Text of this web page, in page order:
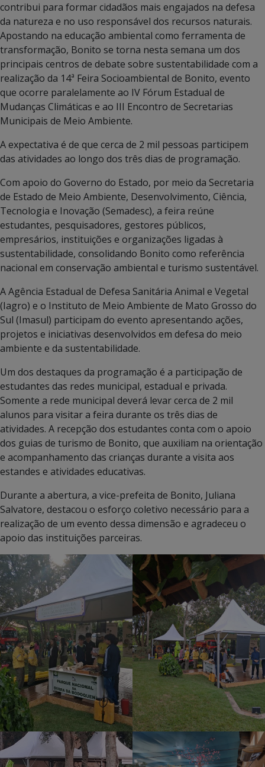
contribui para formar cidadãos mais engajados na defesa
da natureza e no uso responsável dos recursos naturais.
Apostando na educação ambiental como ferramenta de
transformação, Bonito se torna nesta semana um dos
principais centros de debate sobre sustentabilidade com a
realização da 14ª Feira Socioambiental de Bonito, evento
que ocorre paralelamente ao IV Fórum Estadual de
Mudanças Climáticas e ao III Encontro de Secretarias
Municipais de Meio Ambiente.
A expectativa é de que cerca de 2 mil pessoas participem
das atividades ao longo dos três dias de programação.
Com apoio do Governo do Estado, por meio da Secretaria
de Estado de Meio Ambiente, Desenvolvimento, Ciência,
Tecnologia e Inovação (Semadesc), a feira reúne
estudantes, pesquisadores, gestores públicos,
empresários, instituições e organizações ligadas à
sustentabilidade, consolidando Bonito como referência
nacional em conservação ambiental e turismo sustentável.
A Agência Estadual de Defesa Sanitária Animal e Vegetal
(Iagro) e o Instituto de Meio Ambiente de Mato Grosso do
Sul (Imasul) participam do evento apresentando ações,
projetos e iniciativas desenvolvidos em defesa do meio
ambiente e da sustentabilidade.
Um dos destaques da programação é a participação de
estudantes das redes municipal, estadual e privada.
Somente a rede municipal deverá levar cerca de 2 mil
alunos para visitar a feira durante os três dias de
atividades. A recepção dos estudantes conta com o apoio
dos guias de turismo de Bonito, que auxiliam na orientação
e acompanhamento das crianças durante a visita aos
estandes e atividades educativas.
Durante a abertura, a vice-prefeita de Bonito, Juliana
Salvatore, destacou o esforço coletivo necessário para a
realização de um evento dessa dimensão e agradeceu o
apoio das instituições parceiras.